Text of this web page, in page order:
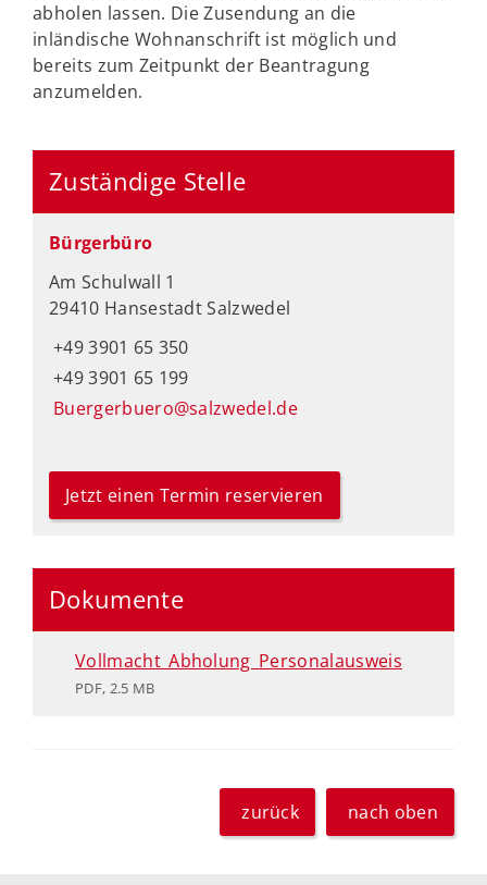
abholen lassen. Die Zusendung an die
inländische Wohnanschrift ist möglich und
bereits zum Zeitpunkt der Beantragung
anzumelden.
Zuständige Stelle
Bürgerbüro
Am Schulwall 1
29410 Hansestadt Salzwedel
+49 3901 65 350
+49 3901 65 199
Buergerbuero@salzwedel.de
Jetzt einen Termin reservieren
Dokumente
Vollmacht_Abholung_Personalausweis
PDF, 2.5 MB
zurück nach oben